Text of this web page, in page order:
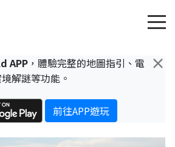
×
APP ，體驗完整的地圖指引、電
解謎等功能。
前往APP遊玩